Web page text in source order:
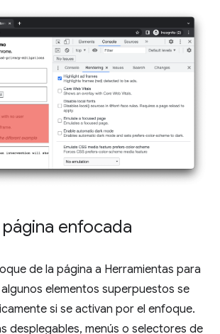
página enfocada
de la página a Herramientas para
elementos superpuestos se
si se activan por el enfoque.
desplegables, menús o selectores de